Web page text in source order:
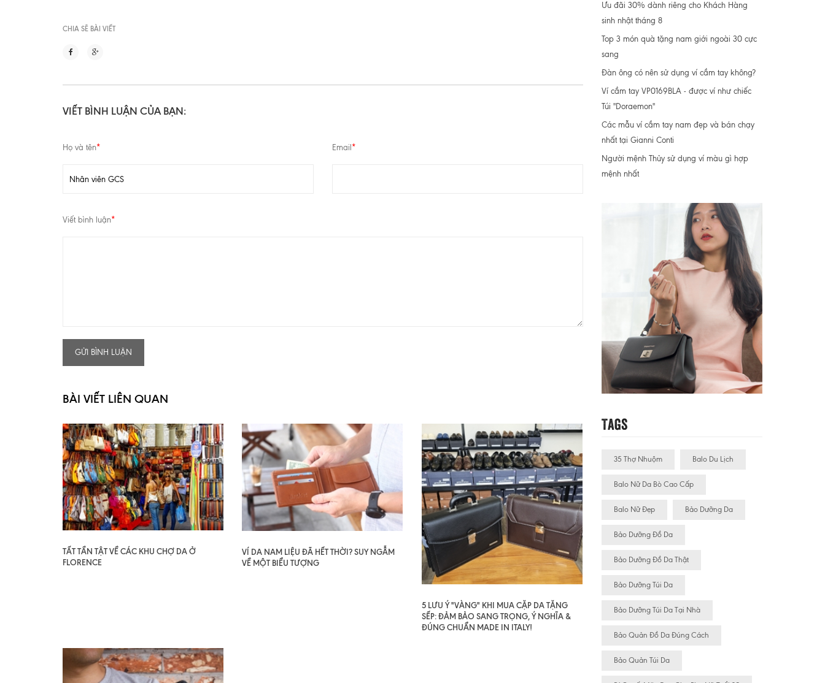
CHIA SẼ BÀI VIẾT
VIẾT BÌNH LUẬN CỦA BẠN:
Họ và tên* Email *
Viết bình luận*
GỬI BÌNH LUẬN
BÀI VIẾT LIÊN QUAN
TẤT TẦN TẬT VỀ CÁC KHU CHỢ DA Ở
FLORENCE
VÍ DA NAM LIỆU ĐÃ HẾT THỜI? SUY NGẪM
VỀ MỘT BIỂU TƯỢNG
5 LƯU Ý "VÀNG" KHI MUA CẶP DA TẶNG
SẾP: ĐẢM BẢO SANG TRỌNG, Ý NGHĨA &
ĐÚNG CHUẨN MADE IN ITALY!
Ưu đãi 30% dành riêng cho Khách Hàng
sinh nhật tháng 8
Top 3 món quà tặng nam giới ngoài 30 cực
sang
Đàn ông có nên sử dụng ví cầm tay không?
Ví cầm tay VP0169BLA - được ví như chiếc
Túi "Doraemon"
Các mẫu ví cầm tay nam đẹp và bán chạy
nhất tại Gianni Conti
Người mệnh Thủy sử dụng ví màu gì hợp
mệnh nhất
Tags
35 Thợ Nhuộm Balo Du Lịch
Balo Nữ Da Bò Cao Cấp
Balo Nữ Đẹp Bảo Dưỡng Da
Bảo Dưỡng Đồ Da
Bảo Dưỡng Đồ Da Thật
Bảo Dưỡng Túi Da
Bảo Dưỡng Túi Da Tại Nhà
Bảo Quản Đồ Da Đúng Cách
Bảo Quản Túi Da